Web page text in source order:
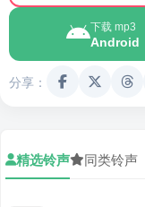
下载 mp3
Android
分享：
精选铃声 同类铃声